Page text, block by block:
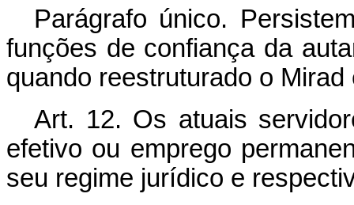
Parágrafo único.
funções de confiança da
quando reestruturado o
Art. 12. Os atuais
efetivo ou emprego
seu regime jurídico e